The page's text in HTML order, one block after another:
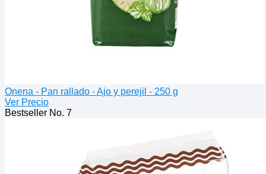
Onena - Pan rallado - Ajo y perejil - 250 g
Ver Precio
Bestseller No. 7